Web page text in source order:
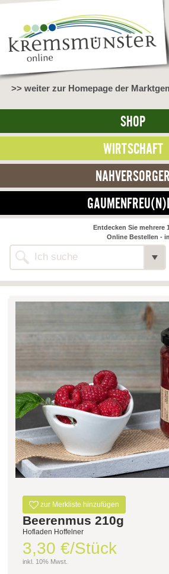
>> weiter zur Homepage der
SHOP
WIRTSCHAFT
NAHVERSORGER
Entdecken Sie mehrere
Online Bestellen -
NAHVERSORGER
>> Bauernmarkt << Detail
Bäckerei-Konditorei-Café
Fleischerei Hüthmayr
Kuglbauer - Familie Bischof
La Toscana Anita Wolf e.U. Detail
Söllradls Naturkostladen
Stiftsgärtnerei
Weinkellerei Stift
Kremsmünster
KATEGORIE
Filter zurücksetzen
zur Merkliste hinzufügen
Beerenmus 210g
Hofladen Hoffelner
3,30 €/Stück
inkl. 10% Mwst.